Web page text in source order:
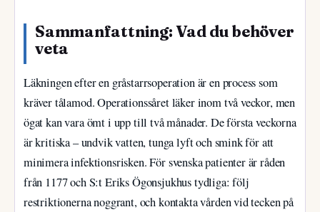
Sammanfattning: Vad du behöver
veta
Läkningen efter en gråstarrsoperation är en process som
kräver tålamod. Operationssåret läker inom två veckor, men
ögat kan vara ömt i upp till två månader. De första veckorna
är kritiska – undvik vatten, tunga lyft och smink för att
minimera infektionsrisken. För svenska patienter är råden
från 1177 och S:t Eriks Ögonsjukhus tydliga: följ
restriktionerna noggrant, och kontakta vården vid tecken på